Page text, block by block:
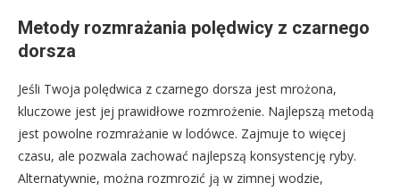
Metody rozmrażania polędwicy z czarnego
dorsza
Jeśli Twoja polędwica z czarnego dorsza jest mrożona,
kluczowe jest jej prawidłowe rozmrożenie. Najlepszą metodą
jest powolne rozmrażanie w lodówce. Zajmuje to więcej
czasu, ale pozwala zachować najlepszą konsystencję ryby.
Alternatywnie, można rozmrozić ją w zimnej wodzie,